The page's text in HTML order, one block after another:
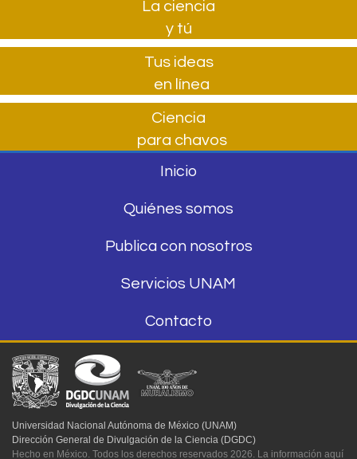
La ciencia
y tú
Tus ideas
en línea
Ciencia
para chavos
Inicio
Quiénes somos
Publica con nosotros
Servicios UNAM
Contacto
Universidad Nacional Autónoma de México (UNAM)
Dirección General de Divulgación de la Ciencia (DGDC)
Hecho en México. Todos los derechos reservados 2026. La información aquí